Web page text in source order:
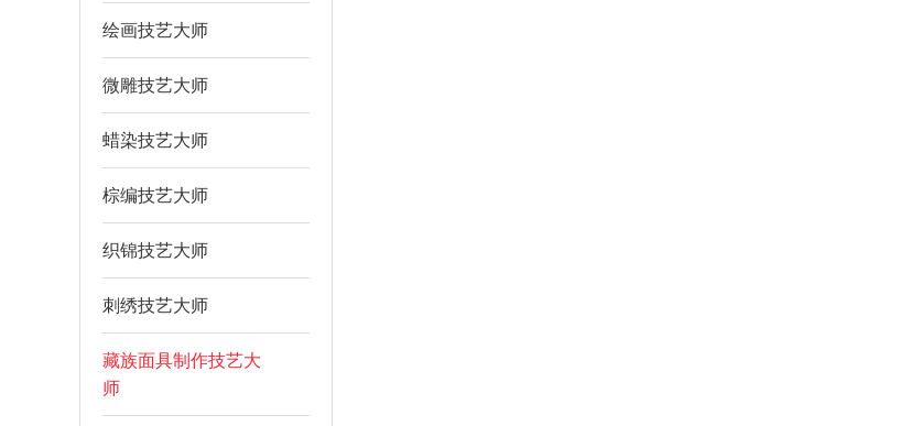
绘画技艺大师
微雕技艺大师
蜡染技艺大师
棕编技艺大师
织锦技艺大师
刺绣技艺大师
藏族面具制作技艺大
师